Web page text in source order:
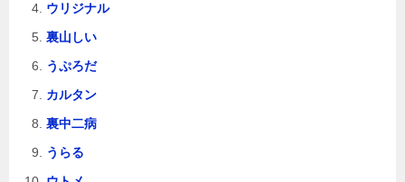
ウリジナル
裏山しい
うぷろだ
カルタン
裏中二病
うらる